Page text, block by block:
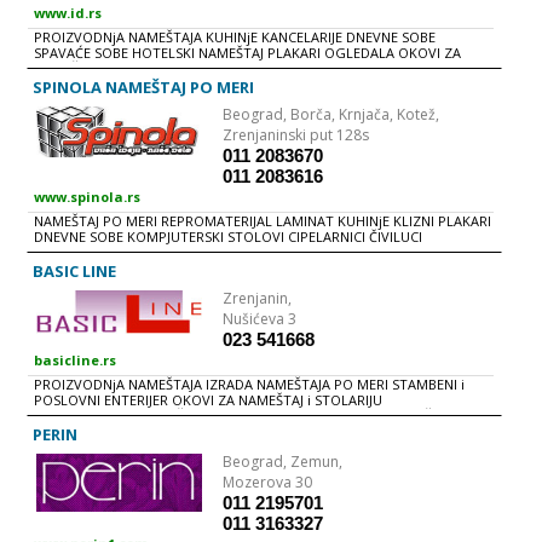
www.id.rs
PROIZVODNjA NAMEŠTAJA KUHINjE KANCELARIJE DNEVNE SOBE
SPAVAĆE SOBE HOTELSKI NAMEŠTAJ PLAKARI OGLEDALA OKOVI ZA
NAMEŠTAJ
SPINOLA NAMEŠTAJ PO MERI
Beograd, Borča, Krnjača, Kotež,
Zrenjaninski put 128s
011 2083670
011 2083616
www.spinola.rs
NAMEŠTAJ PO MERI REPROMATERIJAL LAMINAT KUHINjE KLIZNI PLAKARI
DNEVNE SOBE KOMPJUTERSKI STOLOVI CIPELARNICI ČIVILUCI
GARDEROBERI KOMODE POLICE PREDSOBLjA STOLOVI KLUB STOLOVI
VITRINE PLOČASTI MATERIJALI SUDOPERE OKOVI
BASIC LINE
Zrenjanin,
Nušićeva 3
023 541668
basicline.rs
PROIZVODNjA NAMEŠTAJA IZRADA NAMEŠTAJA PO MERI STAMBENI i
POSLOVNI ENTERIJER OKOVI ZA NAMEŠTAJ i STOLARIJU
REPROMATERIJAL PLOČASTI MATERIJALI KANCELARIJSKI NAMEŠTAJ
ŠKOLSKI NAMEŠTAJ NAMEŠTAJ ZA POSLOVNI PROSTOR NAMEŠTAJ ZA
KUHINjE SUDOPERE KOMODE REGALI STOLOVI PLAKARI PREGRADNA
VRATA
PERIN
Beograd, Zemun,
Mozerova 30
011 2195701
011 3163327